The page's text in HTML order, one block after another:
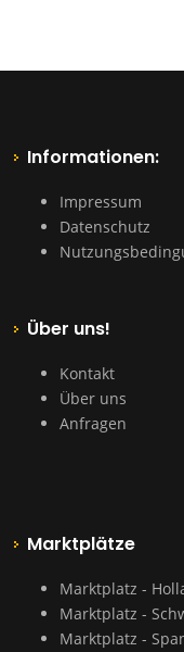
Informationen:
Impressum
Datenschutz
Über uns!
Kontakt
Über uns
Anfragen
Marktplätze
Marktplatz -
Marktplatz -
Marktplatz -